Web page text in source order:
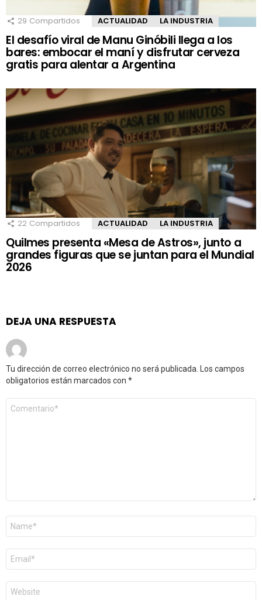
29 Compartidos ACTUALIDAD LA INDUSTRIA
El desafío viral de Manu Ginóbili llega a los
bares: embocar el maní y disfrutar cerveza
gratis para alentar a Argentina
22 Compartidos ACTUALIDAD LA INDUSTRIA
Quilmes presenta «Mesa de Astros», junto a
grandes figuras que se juntan para el Mundial
2026
DEJA UNA RESPUESTA
Tu dirección de correo electrónico no será publicada.
Los campos
obligatorios están marcados con *
Comentario
Nombre
Correo
electrónico
*
Web